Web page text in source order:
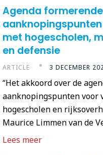
Agenda
met hogescholen,
en defensie
ARTICLE 3 DECEMBER
“Het akkoord over de
aanknopingspunten voor
hogescholen en
Maurice Limmen van de
Lees meer